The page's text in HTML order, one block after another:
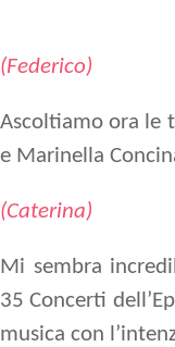
(Federico)
Ascoltiamo ora le
e Marinella
(Caterina)
Mi sembra
35 Concerti
musica con